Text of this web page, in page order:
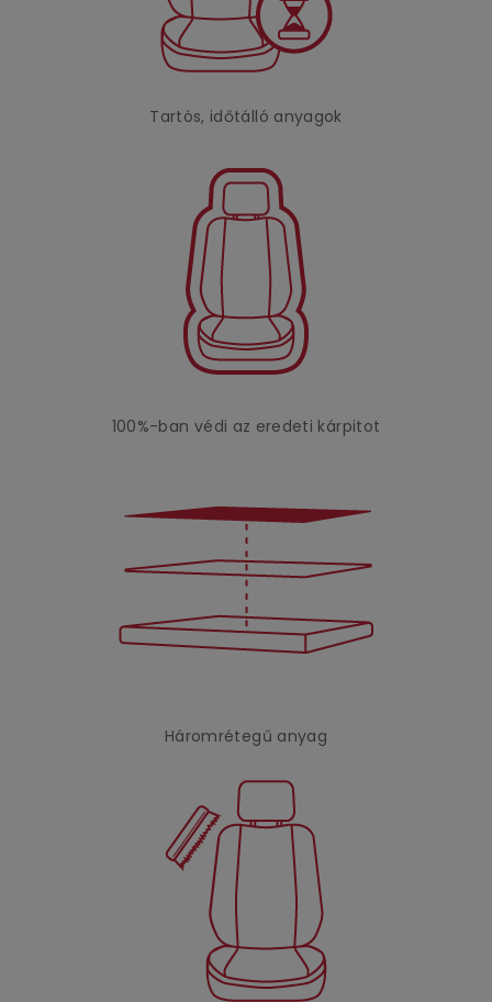
Tartós, időtálló anyagok
100%-ban védi az eredeti kárpitot
Háromrétegű anyag